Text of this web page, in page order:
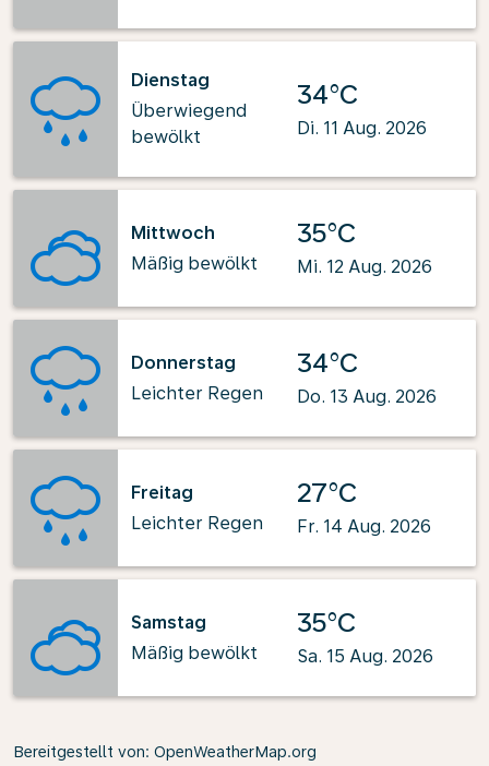
Dienstag
Überwiegend
bewölkt
34°C
Di. 11 Aug. 2026
Mittwoch
Mäßig bewölkt
35°C
Mi. 12 Aug. 2026
Donnerstag
Leichter Regen
34°C
Do. 13 Aug. 2026
Freitag
Leichter Regen
27°C
Fr. 14 Aug. 2026
Samstag
Mäßig bewölkt
35°C
Sa. 15 Aug. 2026
Bereitgestellt von: OpenWeatherMap.org